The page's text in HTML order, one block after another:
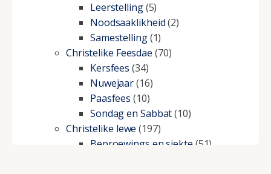
Leerstelling(5)
Noodsaaklikheid(2)
Samestelling(1)
Christelike Feesdae (70)
Kersfees (34)
Nuwejaar(16)
Paasfees (10)
Sondag en Sabbat(10)
Christelike lewe (197)
Beproewings en siekte (51)